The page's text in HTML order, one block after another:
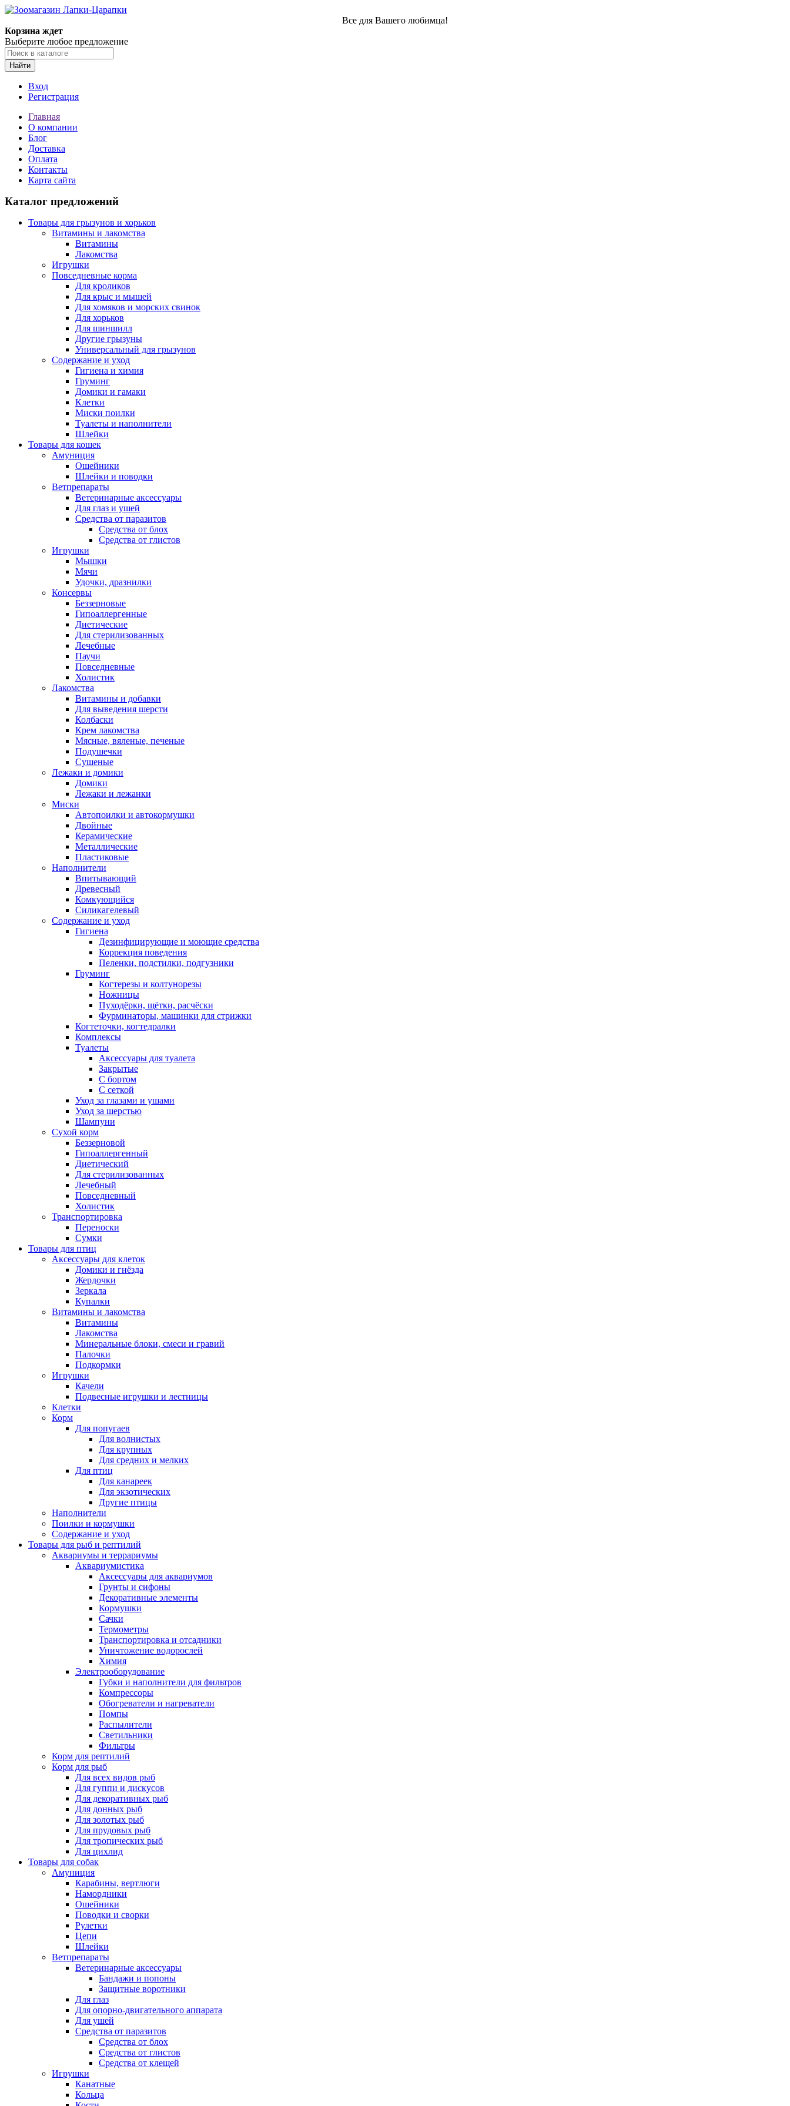
Все для Вашего любимца!
Корзина ждет
Выберите любое предложение
Найти
Вход
Регистрация
Главная
О компании
Блог
Доставка
Оплата
Контакты
Карта сайта
Каталог предложений
Товары для грызунов и хорьков
Витамины и лакомства
Витамины
Лакомства
Игрушки
Повседневные корма
Для кроликов
Для крыс и мышей
Для хомяков и морских свинок
Для хорьков
Для шиншилл
Другие грызуны
Универсальный для грызунов
Содержание и уход
Гигиена и химия
Груминг
Домики и гамаки
Клетки
Миски поилки
Туалеты и наполнители
Шлейки
Товары для кошек
Амуниция
Ошейники
Шлейки и поводки
Ветпрепараты
Ветеринарные аксессуары
Для глаз и ушей
Средства от паразитов
Средства от блох
Средства от глистов
Игрушки
Мышки
Мячи
Удочки, дразнилки
Консервы
Беззерновые
Гипоаллергенные
Диетические
Для стерилизованных
Лечебные
Паучи
Повседневные
Холистик
Лакомства
Витамины и добавки
Для выведения шерсти
Колбаски
Крем лакомства
Мясные, вяленые, печеные
Подушечки
Сушеные
Лежаки и домики
Домики
Лежаки и лежанки
Миски
Автопоилки и автокормушки
Двойные
Керамические
Металлические
Пластиковые
Наполнители
Впитывающий
Древесный
Комкующийся
Силикагелевый
Содержание и уход
Гигиена
Дезинфицирующие и моющие средства
Коррекция поведения
Пеленки, подстилки, подгузники
Груминг
Когтерезы и колтунорезы
Ножницы
Пуходёрки, щётки, расчёски
Фурминаторы, машинки для стрижки
Когтеточки, когтедралки
Комплексы
Туалеты
Аксессуары для туалета
Закрытые
С бортом
С сеткой
Уход за глазами и ушами
Уход за шерстью
Шампуни
Сухой корм
Беззерновой
Гипоаллергенный
Диетический
Для стерилизованных
Лечебный
Повседневный
Холистик
Транспортировка
Переноски
Сумки
Товары для птиц
Аксессуары для клеток
Домики и гнёзда
Жердочки
Зеркала
Купалки
Витамины и лакомства
Витамины
Лакомства
Минеральные блоки, смеси и гравий
Палочки
Подкормки
Игрушки
Качели
Подвесные игрушки и лестницы
Клетки
Корм
Для попугаев
Для волнистых
Для крупных
Для средних и мелких
Для птиц
Для канареек
Для экзотических
Другие птицы
Наполнители
Поилки и кормушки
Содержание и уход
Товары для рыб и рептилий
Аквариумы и террариумы
Аквариумистика
Аксессуары для аквариумов
Грунты и сифоны
Декоративные элементы
Кормушки
Сачки
Термометры
Транспортировка и отсадники
Уничтожение водорослей
Химия
Электрооборудование
Губки и наполнители для фильтров
Компрессоры
Обогреватели и нагреватели
Помпы
Распылители
Светильники
Фильтры
Корм для рептилий
Корм для рыб
Для всех видов рыб
Для гуппи и дискусов
Для декоративных рыб
Для донных рыб
Для золотых рыб
Для прудовых рыб
Для тропических рыб
Для цихлид
Товары для собак
Амуниция
Карабины, вертлюги
Намордники
Ошейники
Поводки и сворки
Рулетки
Цепи
Шлейки
Ветпрепараты
Ветеринарные аксессуары
Бандажи и попоны
Защитные воротники
Для глаз
Для опорно-двигательного аппарата
Для ушей
Средства от паразитов
Средства от блох
Средства от глистов
Средства от клещей
Игрушки
Канатные
Кольца